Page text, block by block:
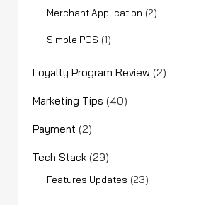
Merchant Application (2)
Simple POS (1)
Loyalty Program Review (2)
Marketing Tips (40)
Payment (2)
Tech Stack (29)
Features Updates (23)